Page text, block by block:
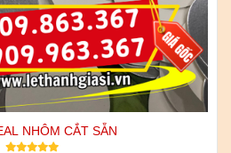
NHÔM CẮT SẴN